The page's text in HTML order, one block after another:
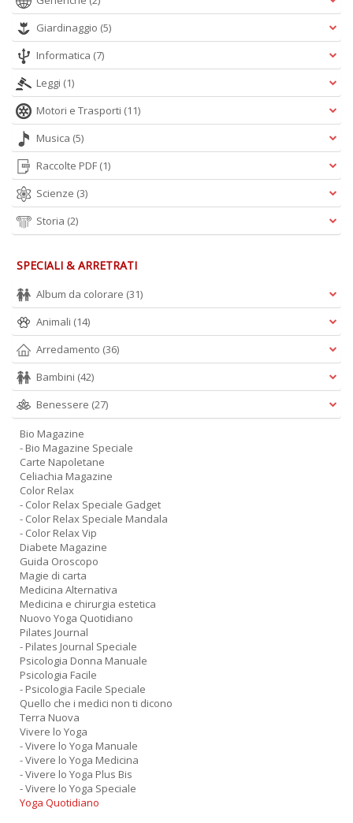
Giardinaggio (5)
Informatica (7)
Leggi (1)
Motori e Trasporti (11)
Musica (5)
Raccolte PDF (1)
Scienze (3)
Storia (2)
SPECIALI & ARRETRATI
Album da colorare (31)
Animali (14)
Arredamento (36)
Bambini (42)
Benessere (27)
Bio Magazine
- Bio Magazine Speciale
Carte Napoletane
Celiachia Magazine
Color Relax
- Color Relax Speciale Gadget
- Color Relax Speciale Mandala
- Color Relax Vip
Diabete Magazine
Guida Oroscopo
Magie di carta
Medicina Alternativa
Medicina e chirurgia estetica
Nuovo Yoga Quotidiano
Pilates Journal
- Pilates Journal Speciale
Psicologia Donna Manuale
Psicologia Facile
- Psicologia Facile Speciale
Quello che i medici non ti dicono
Terra Nuova
Vivere lo Yoga
- Vivere lo Yoga Manuale
- Vivere lo Yoga Medicina
- Vivere lo Yoga Plus Bis
- Vivere lo Yoga Speciale
Yoga Quotidiano